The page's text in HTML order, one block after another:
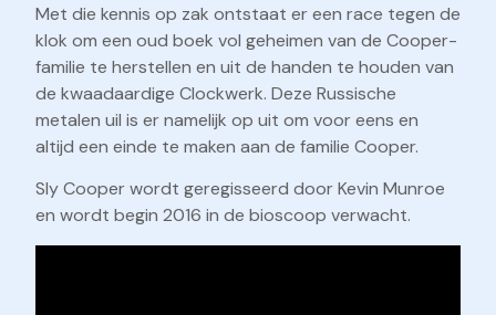
Met die kennis op zak ontstaat er een race tegen de
klok om een oud boek vol geheimen van de Cooper-
familie te herstellen en uit de handen te houden van
de kwaadaardige Clockwerk. Deze Russische
metalen uil is er namelijk op uit om voor eens en
altijd een einde te maken aan de familie Cooper.
Sly Cooper wordt geregisseerd door Kevin Munroe
en wordt begin 2016 in de bioscoop verwacht.